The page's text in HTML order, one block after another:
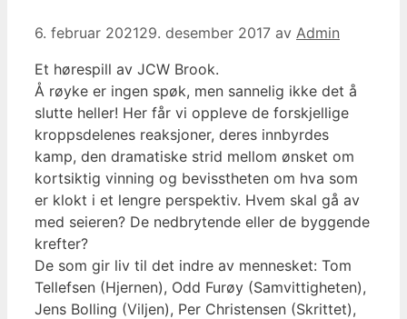
6. februar 202129. desember 2017 av Admin
Et hørespill av JCW Brook.
Å røyke er ingen spøk, men sannelig ikke det å
slutte heller! Her får vi oppleve de forskjellige
kroppsdelenes reaksjoner, deres innbyrdes
kamp, den dramatiske strid mellom ønsket om
kortsiktig vinning og bevisstheten om hva som
er klokt i et lengre perspektiv. Hvem skal gå av
med seieren? De nedbrytende eller de byggende
krefter?
De som gir liv til det indre av mennesket: Tom
Tellefsen (Hjernen), Odd Furøy (Samvittigheten),
Jens Bolling (Viljen), Per Christensen (Skrittet),